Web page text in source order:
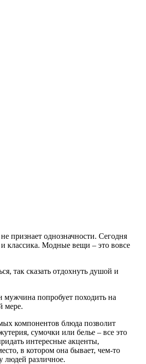
признает однозначности. Сегодня
и классика. Модные вещи – это вовсе
так сказать отдохнуть душой и
мужчина попробует походить на
мере.
компонентов блюда позволит
сумочки или белье – все это
интересные акценты,
в котором она бывает, чем-то
людей различное.